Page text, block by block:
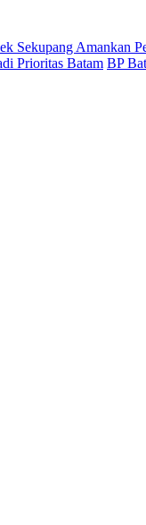
Sekupang Amankan
Prioritas Batam BP